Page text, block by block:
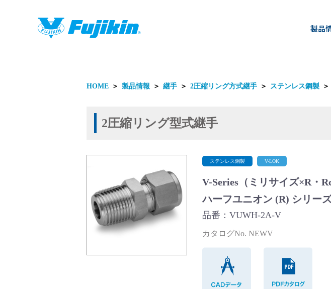
製品
製品情報
バルブ・継手・システムを探す
製品情報
HOME ＞ 製品情報 ＞ 継手 ＞ 2圧縮リング方式継手 ＞ ステンレス鋼製 ＞
2圧縮リング型式継手
ステンレス鋼製 V-LOK
V-Series（ミリサイズ×R・
ハーフユニオン (R) シリー
品番：VUWH-2A-V
カタログNo. NEWV